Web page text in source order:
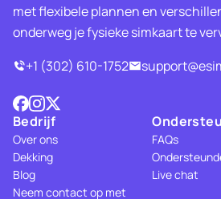
met flexibele plannen en
onderweg je fysieke simkaart te
+1 (302) 610-1752
Bedrijf
Over ons
Dekking
Blog
Neem contact op met
FAQs
Live chat